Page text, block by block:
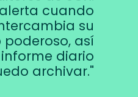
cuando
su
así
diario
archivar.